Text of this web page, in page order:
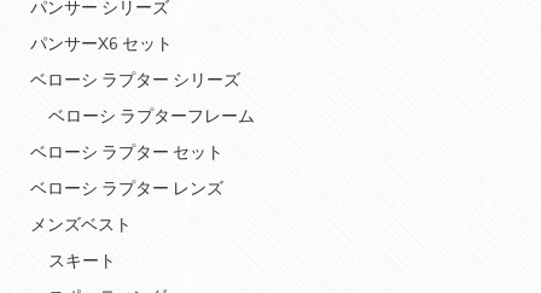
パンサー シリーズ
パンサーX6 セット
ベローシ ラプター シリーズ
ベローシ ラプターフレーム
ベローシ ラプター セット
ベローシ ラプター レンズ
メンズベスト
スキート